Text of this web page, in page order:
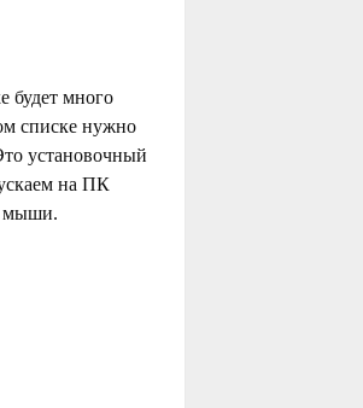
будет много
списке нужно
установочный
на ПК
мыши.